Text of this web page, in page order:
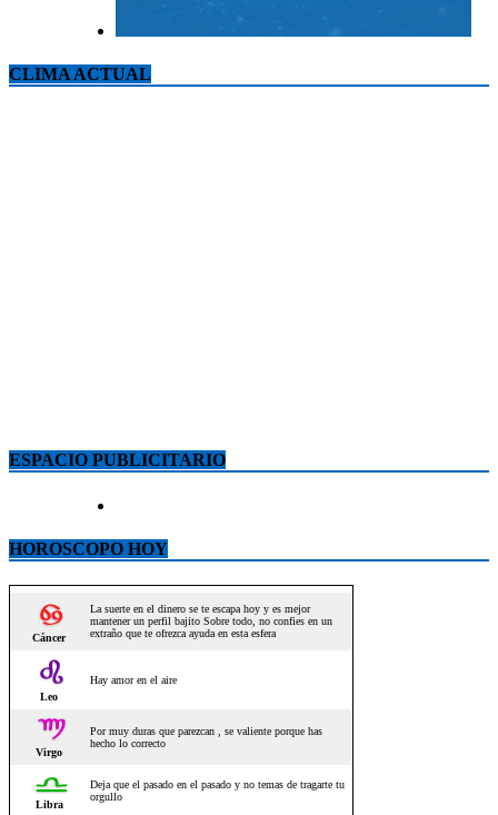
CLIMA ACTUAL
ESPACIO PUBLICITARIO
HOROSCOPO HOY